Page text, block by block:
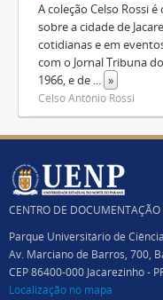
A coleção Celso Rossi
sobre a cidade de
cotidianas e em
com o Jornal Tribuna
1966, e de ... »
Celso Antônio Rossi
CENTRO DE DOCUMENTAÇÃO
Parque Universitário de
Av. Marciano de Barros, 700,
CEP 86400-000 Jacarezinho -
Localização no mapa